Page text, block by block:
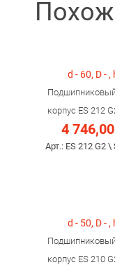
d - 60, D - ,
корпус ES 212
4
Арт.: ES 212 G2 \
d - 50, D - ,
корпус ES 210